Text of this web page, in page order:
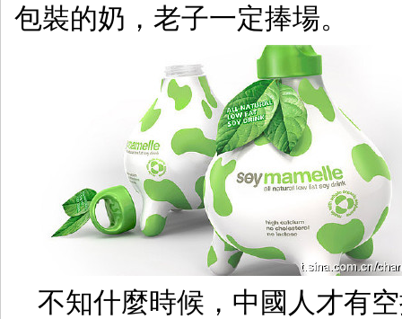
包裝的奶，老子一定捧場。
不知什麼時候，中國人才有